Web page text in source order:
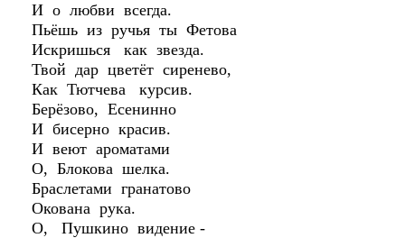
И о любви всегда.
Пьёшь из ручья ты Фетова
Искришься как звезда.
Твой дар цветёт сиренево,
Как Тютчева курсив.
Берёзово, Есенинно
И бисерно красив.
И веют ароматами
О, Блокова шелка.
Браслетами гранатово
Окована рука.
О, Пушкино видение -